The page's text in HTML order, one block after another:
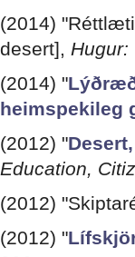
(2014)
desert],
(2014) "
heimspekileg
(2012) "
Education,
(2012)
(2012) "